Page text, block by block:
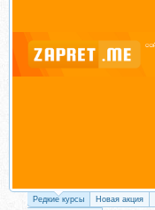
Редкие курсы Новая акция